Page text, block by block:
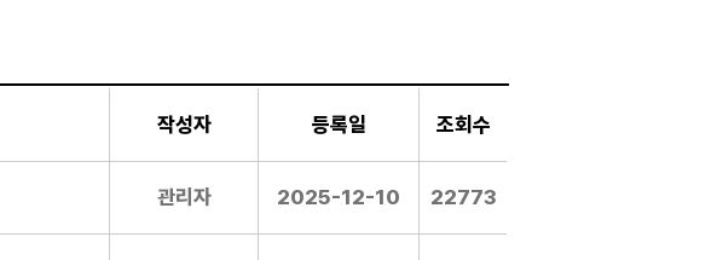
작성자 등록일 조회수
관리자 2025-12-10 22773